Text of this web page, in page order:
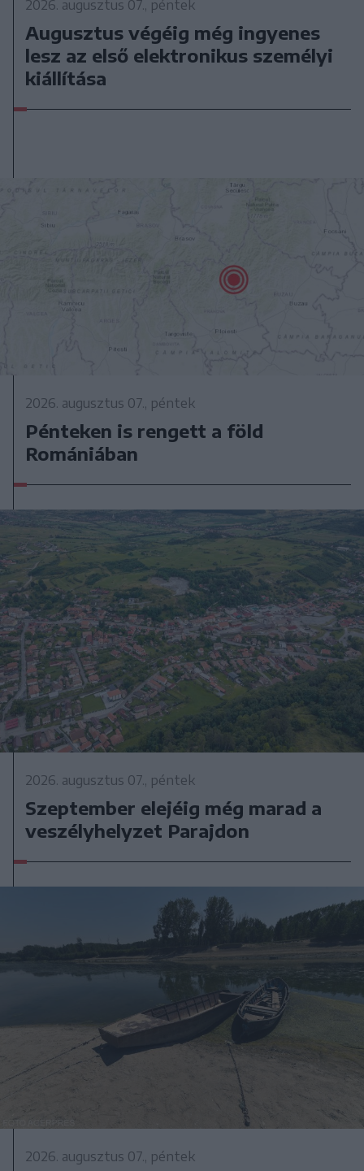
2026. augusztus 07., péntek
Augusztus végéig még ingyenes
lesz az első elektronikus személyi
kiállítása
2026. augusztus 07., péntek
Pénteken is rengett a föld
Romániában
2026. augusztus 07., péntek
Szeptember elejéig még marad a
veszélyhelyzet Parajdon
2026. augusztus 07., péntek